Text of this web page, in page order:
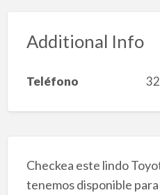
Additional Info
Teléfono
Checkea este lindo
tenemos disponible